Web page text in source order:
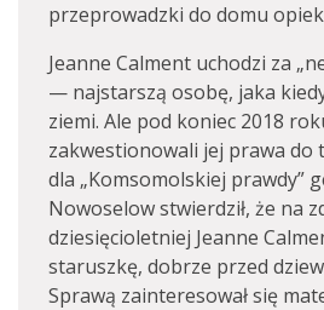
przeprowadzki do domu
Jeanne Calment uchodzi za
— najstarszą osobę, jaka
ziemi. Ale pod koniec 2018
zakwestionowali jej prawa do
dla „Komsomolskiej prawdy”
Nowoselow stwierdził, że na
dziesięcioletniej Jeanne
staruszkę, dobrze przed
Sprawą zainteresował się